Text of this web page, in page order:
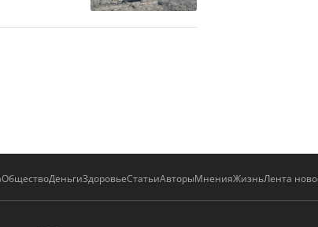
ОбществоДеньгиЗдоровьеСтатьиАвторыМненияЖизньЛента